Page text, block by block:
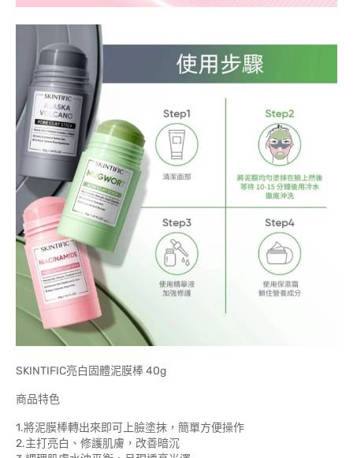
SKINTIFIC亮白固體泥膜棒 40g
商品特色
1.將泥膜棒轉出來即可上臉塗抹，簡單方便操作
2.主打亮白、修護肌膚，改善暗沉